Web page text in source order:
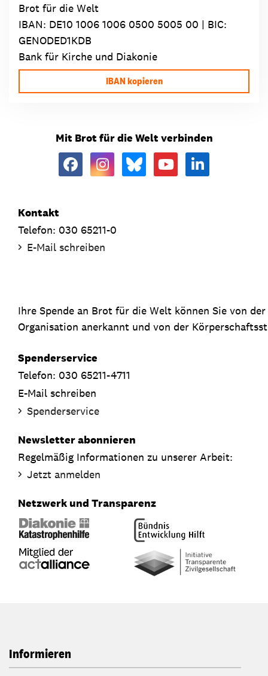
Brot für die Welt
IBAN: DE10 1006 1006 0500 5005 00 | BIC:
GENODED1KDB
Bank für Kirche und Diakonie
IBAN kopieren
Mit Brot für die Welt verbinden
Kontakt
Telefon: 030 65211-0
E-Mail schreiben
Ihre Spende an Brot für die Welt können Sie von
Organisation anerkannt und von der
Spenderservice
Telefon: 030 65211-4711
E-Mail schreiben
Spenderservice
Newsletter abonnieren
Regelmäßig Informationen zu unserer Arbeit:
Jetzt anmelden
Netzwerk und Transparenz
Informieren